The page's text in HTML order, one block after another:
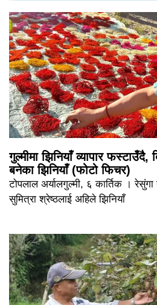
गुल्मीमा झिनियाँ व्यापार फस्टाउँदै,
बनेका झिनियाँ (फोटो फिचर)
टोपलाल अर्यालगुल्मी, ६ कार्तिक ।
सुमित्रा श्रेष्ठलाई अहिले झिनियाँ